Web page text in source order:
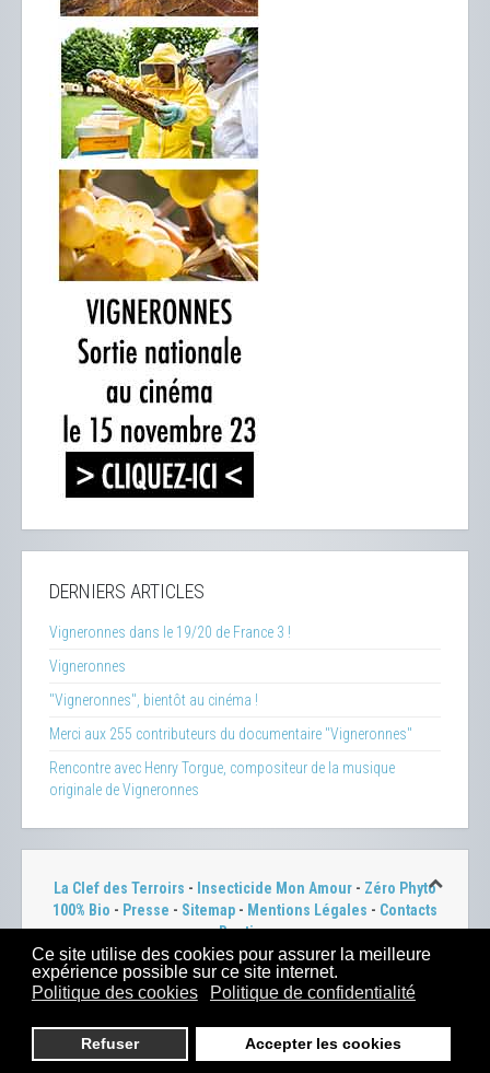
Ce site utilise des cookies pour assurer la meilleure
expérience possible sur ce site internet.
Politique des cookies
Politique de confidentialité
Refuser Accepter les cookies
DERNIERS ARTICLES
Vigneronnes dans le 19/20 de France 3 !
Vigneronnes
"Vigneronnes", bientôt au cinéma !
Merci aux 255 contributeurs du documentaire "Vigneronnes"
Rencontre avec Henry Torgue, compositeur de la musique
originale de Vigneronnes
La Clef des Terroirs - Insecticide Mon Amour - Zéro Phyto
100% Bio - Presse - Sitemap - Mentions Légales - Contacts
-Boutique
2023 -Dahu Production